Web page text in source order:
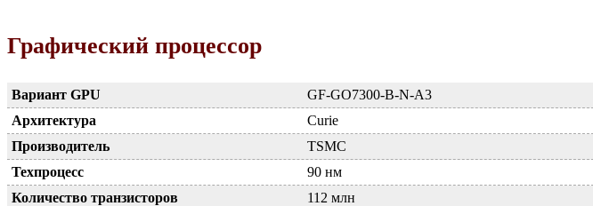
Графический процессор
Вариант GPU
GF-GO7300-B-N-A3
Архитектура
Curie
Производитель
TSMC
Техпроцесс
90 нм
Количество транзисторов
112 млн